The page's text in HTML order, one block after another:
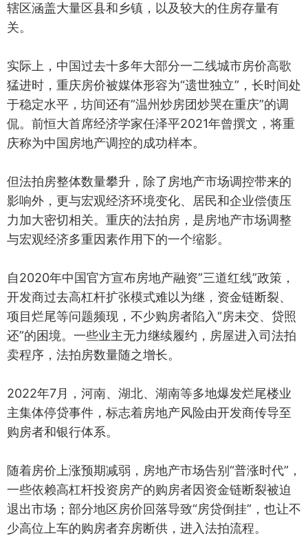
辖区涵盖大量区县和乡镇，以及较大的住房存量有
关。
实际上，中国过去十多年大部分一二线城市房价高歌
猛进时，重庆房价被媒体形容为“遗世独立”，长时间处
于稳定水平，坊间还有”温州炒房团炒哭在重庆”的调
侃。前恒大首席经济学家任泽平2021年曾撰文，将重
庆称为中国房地产调控的成功样本。
但法拍房整体数量攀升，除了房地产市场调控带来的
影响外，更与宏观经济环境变化、居民和企业偿债压
力加大密切相关。重庆的法拍房，是房地产市场调整
与宏观经济多重因素作用下的一个缩影。
自2020年中国官方宣布房地产融资”三道红线”政策，
开发商过去高杠杆扩张模式难以为继，资金链断裂、
项目烂尾等问题频现，不少购房者陷入“房未交、贷照
还”的困境。一些业主无力继续履约，房屋进入司法拍
卖程序，法拍房数量随之增长。
2022年7月，河南、湖北、湖南等多地爆发烂尾楼业
主集体停贷事件，标志着房地产风险由开发商传导至
购房者和银行体系。
随着房价上涨预期减弱，房地产市场告别“普涨时代”，
一些依赖高杠杆投资房产的购房者因资金链断裂被迫
退出市场；部分地区房价回落导致“房贷倒挂”，也让不
少高位上车的购房者弃房断供，进入法拍流程。